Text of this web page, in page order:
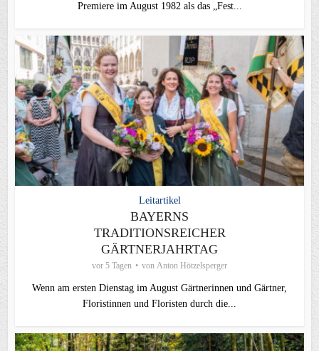
Premiere im August 1982 als das „Fest...
Leitartikel
BAYERNS
TRADITIONSREICHER
GÄRTNERJAHRTAG
vor 5 Tagen von Anton Hötzelsperger
Wenn am ersten Dienstag im August Gärtnerinnen und Gärtner,
Floristinnen und Floristen durch die...